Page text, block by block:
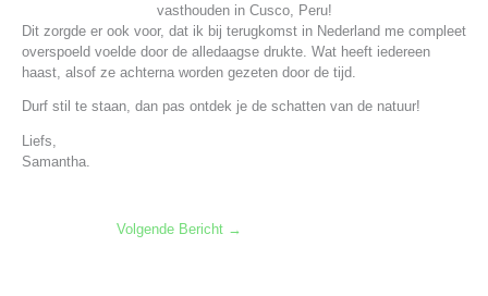
vasthouden in Cusco, Peru!
Dit zorgde er ook voor, dat ik bij terugkomst in Nederland me compleet
overspoeld voelde door de alledaagse drukte. Wat heeft iedereen
haast, alsof ze achterna worden gezeten door de tijd.
Durf stil te staan, dan pas ontdek je de schatten van de natuur!
Liefs,
Samantha.
Volgende Bericht →